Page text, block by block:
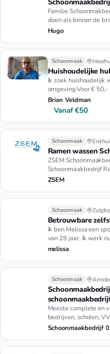
Familie
doen als binnen de
informatie kunt u …
Hugo
Schoonmaak
Huishoudelijke
Ik zoek huishoudelijk
omgeving.Voor € 50,-
werk …
Brian Veldman
Vanaf €50
Schoonmaak
Ramen wassen
ZSEM
Schoonmaakbedrijf
Marcel
ZSEM
Schoonmaak
Betrouwbare
Ik ben Melissa een
van 28 jaar. Ik werk
hulp…
melissa
Schoonmaak
Meeste complete en
bedrijven, scholen,
Amsterda…
Schoonmaakbedrijf